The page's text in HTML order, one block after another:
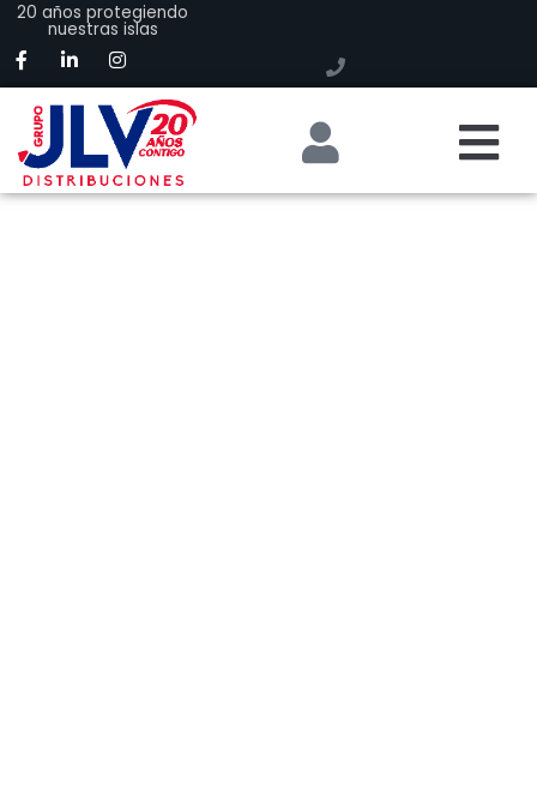
20 años protegiendo
nuestras islas